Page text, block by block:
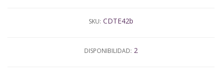
SKU: CDTE42b
DISPONIBILIDAD: 2